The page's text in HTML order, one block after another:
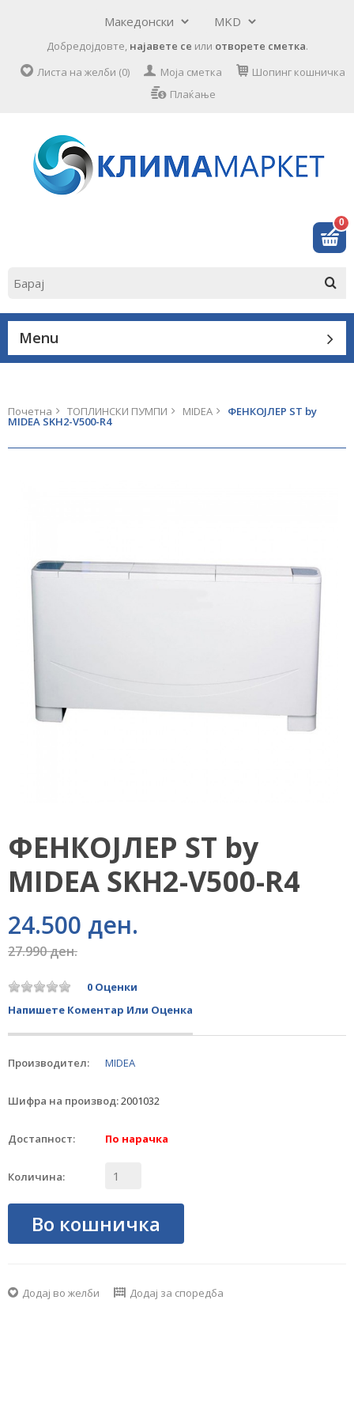
Добредојдовте, најавете се или отворете сметка.
Листа на желби (0)
Моја сметка
Шопинг кошничка
Плаќање
0
Menu
Почетна ТОПЛИНСКИ ПУМПИ MIDEA ФЕНКОЈЛЕР ST by
MIDEA SKH2-V500-R4
ФЕНКОЈЛЕР ST by
MIDEA SKH2-V500-R4
24.500 ден.
27.990 ден.
0 Оценки
Напишете Коментар Или Оценка
Производител: MIDEA
Шифра на производ:2001032
Достапност: По нарачка
Количина:
Во кошничка
Додај во желби Додај за споредба